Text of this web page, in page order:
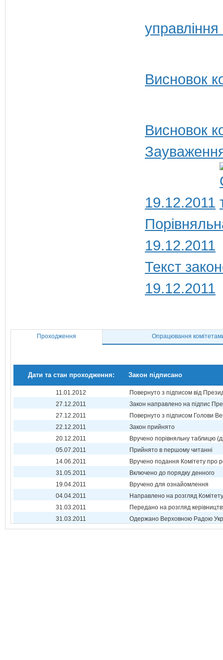
Висновок
Висновок
19.12.2011
19.12.2011
Текст
19.12.2011
Проходження Опрацювання
Дати та стан проходження: Закон підписано
11.01.2012
Повернуто з підписом від
27.12.2011
Закон направлено на підпис
27.12.2011
Повернуто з підписом Голови
22.12.2011
Закон прийнято
20.12.2011
Вручено порівняльну таблицю
05.07.2011
Прийнято в першому читанні
14.06.2011
Вручено подання Комітету про
31.05.2011
Включено до порядку денного
19.04.2011
Вручено для ознайомлення
04.04.2011
Направлено на розгляд Комітету
31.03.2011
Передано на розгляд
31.03.2011
Одержано Верховною Радою